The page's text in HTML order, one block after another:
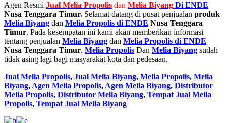
Agen Resmi Jual Melia Propolis dan Melia Biyang Di ENDE
Nusa Tenggara Timur. Selamat datang di pusat penjualan produk
Melia Biyang dan Melia Propolis di ENDE Nusa Tenggara
Timur. Pada kesempatan ini kami akan memberikan informasi
tentang penjualan Melia Biyang dan Melia Propolis di ENDE
Nusa Tenggara Timur. Melia Propolis Dan Melia Biyang sudah
tidak asing lagi bagi masyarakat kota dan pedesaan.
Jual Melia Propolis, Jual Melia Biyang, Melia Propolis, Melia
Biyang, Agen Melia Propolis, Agen Melia Biyang, Distributor
Melia Propolis, Distributor Melia Biyang, Tempat Jual Melia
Propolis, Tempat Jual Melia Biyang